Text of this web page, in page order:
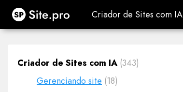
Site.pro Criador de Sites com IA
Criador de Sites com IA
Criador de Sites com IA (343)
Gerenciando site (18)